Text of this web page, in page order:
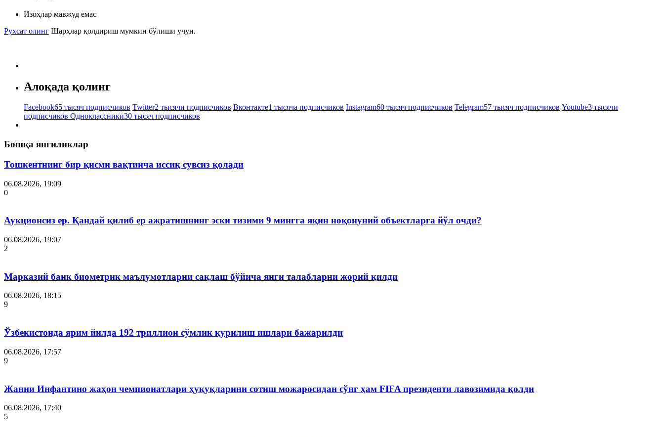
Изоҳлар мавжуд емас
Рухсат олинг Шарҳлар қолдириш мумкин бўлиши учун.
Алоқада қолинг
Facebook65 тысяч подписчиков Twitter2 тысячи подписчиков Вконтакте1 тысяча подписчиков Instagram60 тысяч подписчиков Telegram57 тысяч подписчиков Youtube3 тысячи
подписчиков Одноклассники30 тысяч подписчиков
Бошқа янгиликлар
Тошкентнинг бир қисми вақтинча иссиқ сувсиз қолади
06.08.2026, 19:09
0
Аукционсиз ер. Қандай қилиб ер ажратишнинг эски тизими 9 мингга яқин ноқонуний объектларга йўл очди?
06.08.2026, 19:07
2
Марказий банк биометрик маълумотларни сақлаш бўйича янги талабларни жорий қилди
06.08.2026, 18:15
9
Ўзбекистонда ярим йилда 192 триллион сўмлик қурилиш ишлари бажарилди
06.08.2026, 17:57
9
Жанни Инфантино жаҳон чемпионатлари ҳуқуқларини сотиш можаросидан сўнг ҳам FIFA президенти лавозимида қолди
06.08.2026, 17:40
5